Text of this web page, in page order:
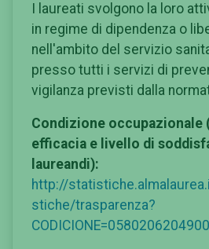
I laureati svolgono la loro
in regime di dipendenza o
nell'ambito del servizio
presso tutti i servizi di
vigilanza previsti dalla
Condizione occupazionale
efficacia e livello di
laureandi):
http://
stiche/trasparenza?